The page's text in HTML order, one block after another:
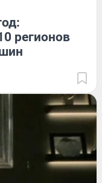
регионов